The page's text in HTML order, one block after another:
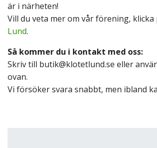
är i närheten!
Vill du veta mer om vår förening, klicka
Lund.
Så kommer du i kontakt med oss:
Skriv till butik@klotetlund.se eller
ovan.
Vi försöker svara snabbt, men ibland